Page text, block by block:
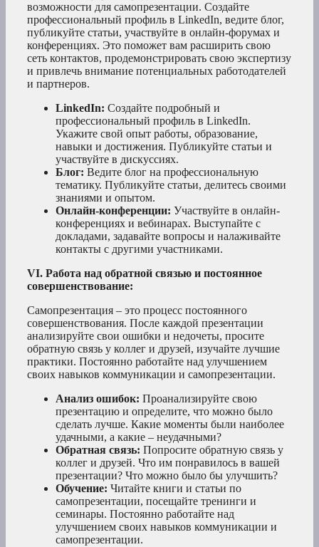
возможности для самопрезентации. Создайте
профессиональный профиль в LinkedIn, ведите блог,
публикуйте статьи, участвуйте в онлайн-форумах и
конференциях. Это поможет вам расширить свою
сеть контактов, продемонстрировать свою экспертизу
и привлечь внимание потенциальных работодателей
и партнеров.
LinkedIn: Создайте подробный и
профессиональный профиль в LinkedIn.
Укажите свой опыт работы, образование,
навыки и достижения. Публикуйте статьи и
участвуйте в дискуссиях.
Блог: Ведите блог на профессиональную
тематику. Публикуйте статьи, делитесь своими
знаниями и опытом.
Онлайн-конференции: Участвуйте в онлайн-
конференциях и вебинарах. Выступайте с
докладами, задавайте вопросы и налаживайте
контакты с другими участниками.
VI. Работа над обратной связью и постоянное
совершенствование:
Самопрезентация – это процесс постоянного
совершенствования. После каждой презентации
анализируйте свои ошибки и недочеты, просите
обратную связь у коллег и друзей, изучайте лучшие
практики. Постоянно работайте над улучшением
своих навыков коммуникации и самопрезентации.
Анализ ошибок: Проанализируйте свою
презентацию и определите, что можно было
сделать лучше. Какие моменты были наиболее
удачными, а какие – неудачными?
Обратная связь: Попросите обратную связь у
коллег и друзей. Что им понравилось в вашей
презентации? Что можно было бы улучшить?
Обучение: Читайте книги и статьи по
самопрезентации, посещайте тренинги и
семинары. Постоянно работайте над
улучшением своих навыков коммуникации и
самопрезентации.